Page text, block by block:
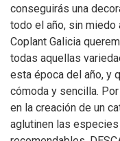
conseguirás una
todo el año, sin
Coplant Galicia
todas aquellas
esta época del año, y
cómoda y sencilla.
en la creación de un
aglutinen las